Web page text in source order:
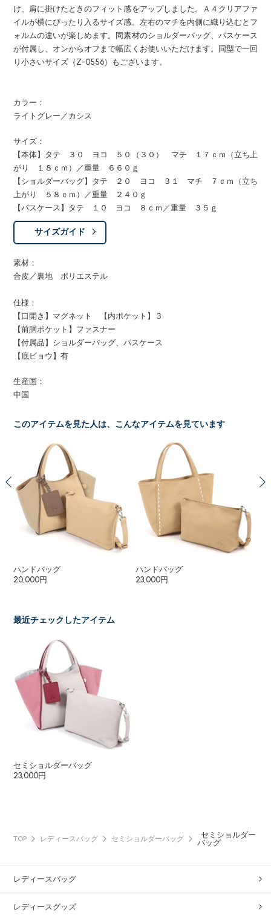
け、肩に掛けたときのフィット感をアップしました。Ａ４クリアファ
イルが横にぴったり入るサイズ感。左右のマチを内側に織り込むとフ
ォルムの違いが楽しめます。同素材のショルダーバッグ、パスケース
が付属し、オンからオフまで幅広くお使いいただけます。同型で一回
り小さいサイズ（Z-0556）もございます。
カラー：
ライトグレー／カシス
サイズ：
【本体】タテ ３０ ヨコ ５０（３０） マチ １７ｃｍ（立ち上
がり １８ｃｍ）／重量 ６６０ｇ
【ショルダーバッグ】タテ ２０ ヨコ ３１ マチ ７ｃｍ（立ち
上がり ５８ｃｍ）／重量 ２４０ｇ
【パスケース】タテ １０ ヨコ ８ｃｍ／重量 ３５ｇ
サイズガイド
素材：
合皮／裏地 ポリエステル
仕様：
【口開き】マグネット 【内ポケット】３
【前胴ポケット】ファスナー
【付属品】ショルダーバッグ、パスケース
【底ビョウ】有
生産国：
中国
このアイテムを見た人は、こんなアイテムを見ています
ハンドバッグ
20,000円
ハンドバッグ
23,000円
最近チェックしたアイテム
セミショルダーバッグ
23,000円
TOP レディースバッグ セミショルダーバッグ
セミショルダー
バッグ
レディースバッグ
レディースグッズ